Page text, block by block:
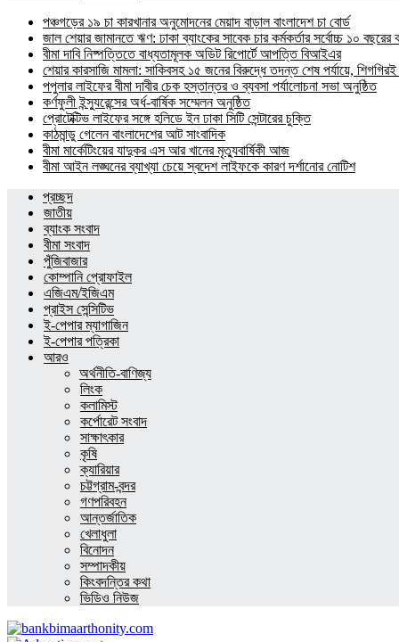
পঞ্চগড়ের ১৯ চা কারখানার অনুমোদনের মেয়াদ বাড়াল বাংলাদেশ চা বোর্ড
জাল শেয়ার জামানতে ঋণ: ঢাকা ব্যাংকের সাবেক চার কর্মকর্তার সর্বোচ্চ ১০ বছরের
বীমা দাবি নিষ্পত্তিতে বাধ্যতামূলক অডিট রিপোর্টে আপত্তি বিআইএর
শেয়ার কারসাজি মামলা: সাকিবসহ ১৫ জনের বিরুদ্ধে তদন্ত শেষ পর্যায়ে, শিগগিরই
পপুলার লাইফের বীমা দাবীর চেক হস্তান্তর ও ব্যবসা পর্যালোচনা সভা অনুষ্ঠিত
কর্ণফুলী ইন্স্যুরেন্সের অর্ধ-বার্ষিক সম্মেলন অনুষ্ঠিত
প্রোটেক্টিভ লাইফের সঙ্গে হলিডে ইন ঢাকা সিটি সেন্টারের চুক্তি
কাঠমান্ডু গেলেন বাংলাদেশের আট সাংবাদিক
বীমা মার্কেটিংয়ের যাদুকর এস আর খানের মৃত্যুবার্ষিকী আজ
বীমা আইন লঙ্ঘনের ব্যাখ্যা চেয়ে স্বদেশ লাইফকে কারণ দর্শানোর নোটিশ
প্রচ্ছদ
জাতীয়
ব্যাংক সংবাদ
বীমা সংবাদ
পুঁজিবাজার
কোম্পানি প্রোফাইল
এজিএম/ইজিএম
প্রাইস সেন্সিটিভ
ই-পেপার ম্যাগাজিন
ই-পেপার পত্রিকা
আরও
অর্থনীতি-বাণিজ্য
লিংক
কলামিস্ট
কর্পোরেট সংবাদ
সাক্ষাৎকার
কৃষি
ক্যারিয়ার
চট্টগ্রাম-বন্দর
গণপরিবহন
আন্তর্জাতিক
খেলাধুলা
বিনোদন
সম্পাদকীয়
কিংবদন্তির কথা
ভিডিও নিউজ